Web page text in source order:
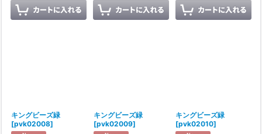
キングビーズ緑
[pvk02008]
キングビーズ緑
[pvk02009]
キングビーズ緑
[pvk02010]